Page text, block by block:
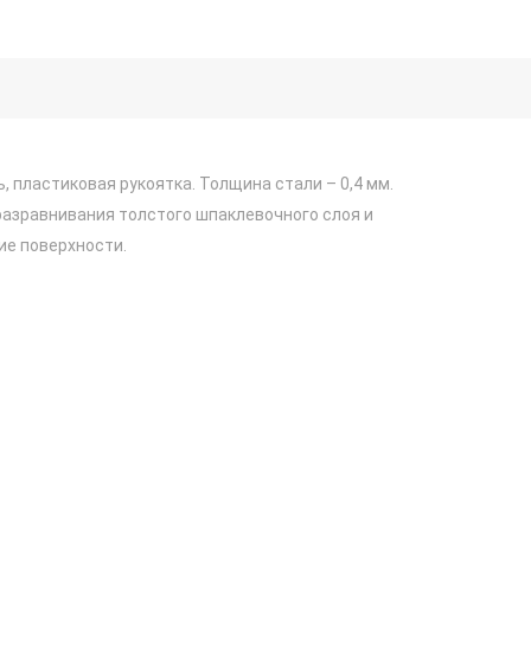
рукоятка. Толщина стали – 0,4 мм.
толстого шпаклевочного слоя и
поверхности.